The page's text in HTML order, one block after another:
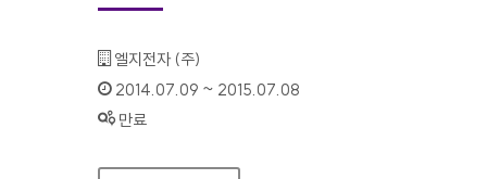
기관명 :
엘지전자 (주)
인증기간 :
2014.07.09 ~ 2015.07.08
상태 :
만료